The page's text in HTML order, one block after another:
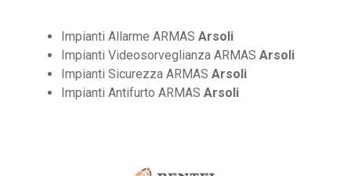
Impianti Allarme ARMAS Arsoli
Impianti Videosorveglianza ARMAS Arsoli
Impianti Sicurezza ARMAS Arsoli
Impianti Antifurto ARMAS Arsoli